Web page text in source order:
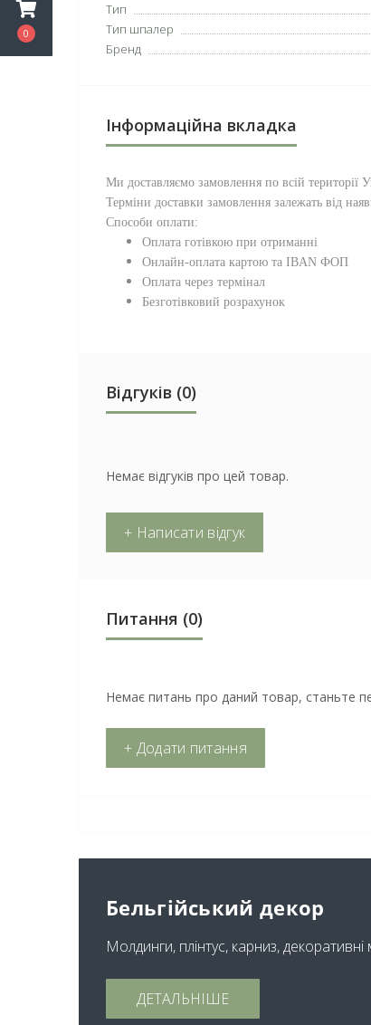
0
Тип
Тип шпалер
Бренд
Інформаційна вкладка
Ми доставляємо замовлення по всій території
Терміни доставки замовлення залежать від
Способи оплати:
Оплата готівкою при отриманні
Онлайн-оплата картою та IBAN ФОП
Оплата через термінал
Безготівковий розрахунок
Відгуків (0)
Немає відгуків про цей товар.
+ Написати відгук
Питання (0)
Немає питань про даний товар, станьте
+ Додати питання
Бельгійський декор
Молдинги, плінтус, карниз, декоративні
ДЕТАЛЬНІШЕ